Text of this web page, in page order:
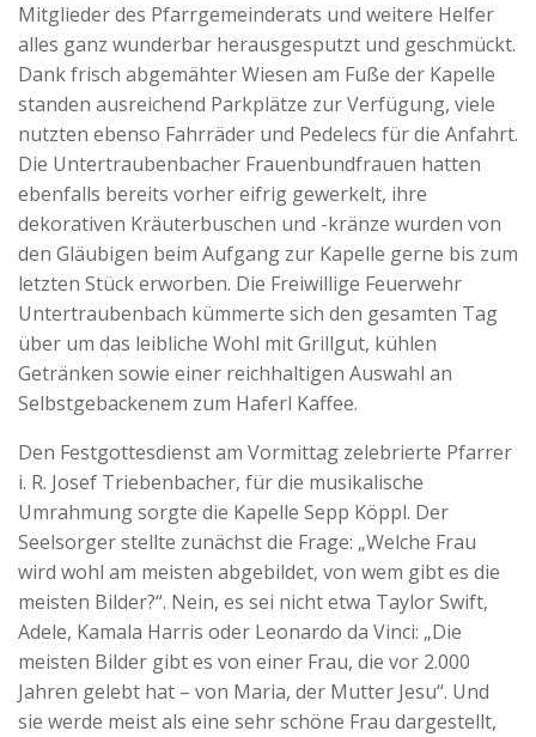
Mitglieder des Pfarrgemeinderats und weitere Helfer
alles ganz wunderbar herausgesputzt und geschmückt.
Dank frisch abgemähter Wiesen am Fuße der Kapelle
standen ausreichend Parkplätze zur Verfügung, viele
nutzten ebenso Fahrräder und Pedelecs für die Anfahrt.
Die Untertraubenbacher Frauenbundfrauen hatten
ebenfalls bereits vorher eifrig gewerkelt, ihre
dekorativen Kräuterbuschen und -kränze wurden von
den Gläubigen beim Aufgang zur Kapelle gerne bis zum
letzten Stück erworben. Die Freiwillige Feuerwehr
Untertraubenbach kümmerte sich den gesamten Tag
über um das leibliche Wohl mit Grillgut, kühlen
Getränken sowie einer reichhaltigen Auswahl an
Selbstgebackenem zum Haferl Kaffee.
Den Festgottesdienst am Vormittag zelebrierte Pfarrer
i. R. Josef Triebenbacher, für die musikalische
Umrahmung sorgte die Kapelle Sepp Köppl. Der
Seelsorger stellte zunächst die Frage: „Welche Frau
wird wohl am meisten abgebildet, von wem gibt es die
meisten Bilder?“. Nein, es sei nicht etwa Taylor Swift,
Adele, Kamala Harris oder Leonardo da Vinci: „Die
meisten Bilder gibt es von einer Frau, die vor 2.000
Jahren gelebt hat – von Maria, der Mutter Jesu“. Und
sie werde meist als eine sehr schöne Frau dargestellt,